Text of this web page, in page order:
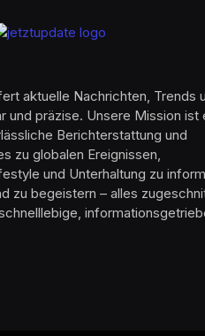
aktuelle Nachrichten, Trends
und präzise. Unsere Mission ist
Berichterstattung und
zu globalen Ereignissen,
und Unterhaltung zu
zu begeistern – alles